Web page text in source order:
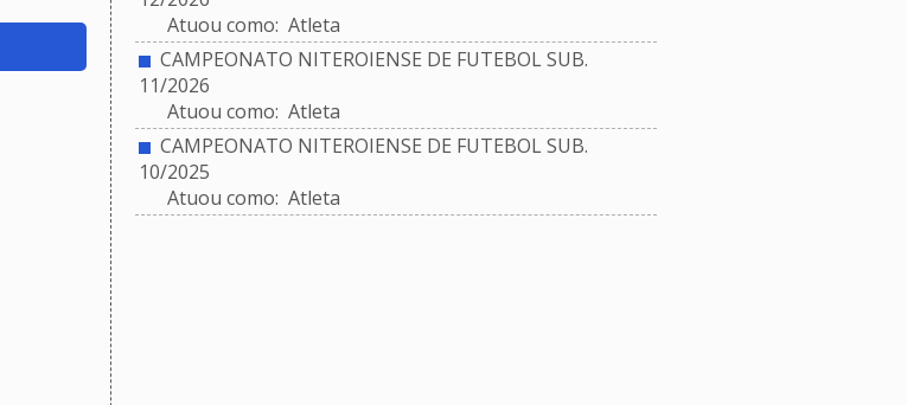
Atuou como: Atleta
CAMPEONATO NITEROIENSE DE FUTEBOL SUB.
11/2026
Atuou como: Atleta
CAMPEONATO NITEROIENSE DE FUTEBOL SUB.
10/2025
Atuou como: Atleta